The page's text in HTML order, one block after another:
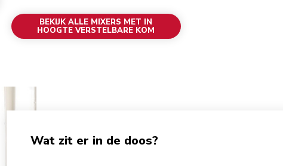
BEKIJK ALLE MIXERS MET IN
HOOGTE VERSTELBARE KOM
Wat zit er in de doos?